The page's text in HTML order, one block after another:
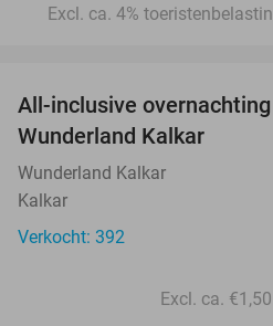
Excl. ca. 4%
All-inclusive
Wunderland Kalkar
Wunderland Kalkar
Kalkar
Verkocht: 392
Excl. ca.